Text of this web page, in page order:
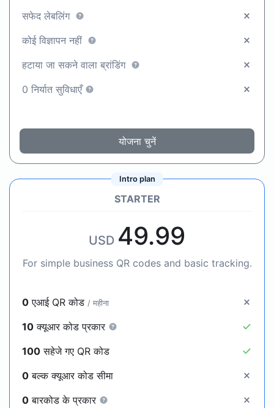
सफेद लेबलिंग
कोई विज्ञापन नहीं
हटाया जा सकने वाला ब्रांडिंग
0 निर्यात सुविधाएँ
योजना चुनें
Intro plan
STARTER
USD 49.99
For simple business QR codes and basic tracking.
0 एआई QR कोड / महीना
10 क्यूआर कोड प्रकार
100 सहेजे गए QR कोड
0 बल्क क्यूआर कोड सीमा
0 बारकोड के प्रकार